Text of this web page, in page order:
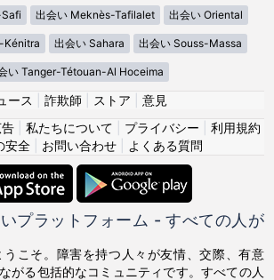
出会い Meknès-Tafilalet 出会い Oriental
Kénitra 出会い Sahara 出会い Souss-Massa
い Tanger-Tétouan-Al Hoceima
ース 詐欺師 ストア
意見
私たちについて プライバシー
利用規約
安全| お問い合わせ| よくある質問
プラットフォーム - すべての人が
こそ。障害を持つ人々が友情、交際、有意
がる包括的なコミュニティです。すべての人